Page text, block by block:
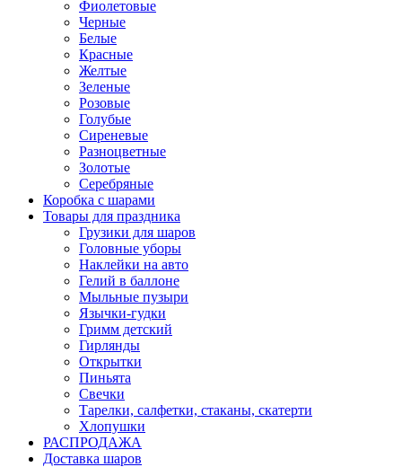
Фиолетовые
Черные
Белые
Красные
Желтые
Зеленые
Розовые
Голубые
Сиреневые
Разноцветные
Золотые
Серебряные
Коробка с шарами
Товары для праздника
Грузики для шаров
Головные уборы
Наклейки на авто
Гелий в баллоне
Мыльные пузыри
Язычки-гудки
Гримм детский
Гирлянды
Открытки
Пиньята
Свечки
Тарелки, салфетки, стаканы, скатерти
Хлопушки
РАСПРОДАЖА
Доставка шаров